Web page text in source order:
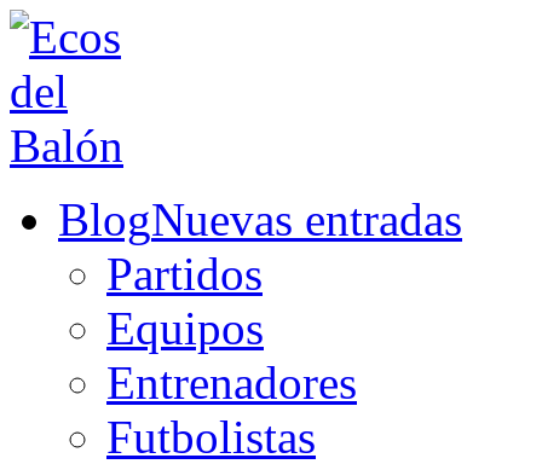
BlogNuevas entradas
Partidos
Equipos
Entrenadores
Futbolistas